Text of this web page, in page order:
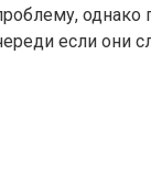
если они